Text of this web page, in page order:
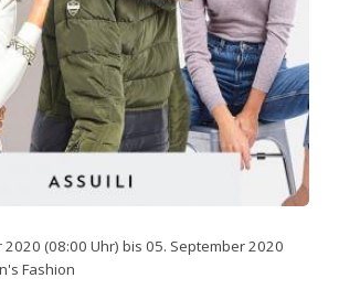
(08:00 Uhr) bis 05. September 2020
Fashion